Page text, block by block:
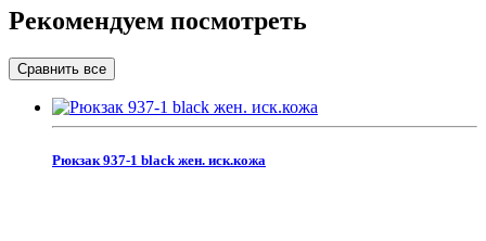
Рекомендуем посмотреть
Рюкзак 937-1 black жен. иск.кожа